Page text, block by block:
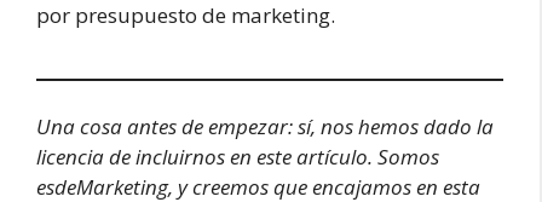
por presupuesto de marketing.
Una cosa antes de empezar: sí, nos hemos dado la
licencia de incluirnos en este artículo. Somos
esdeMarketing, y creemos que encajamos en esta